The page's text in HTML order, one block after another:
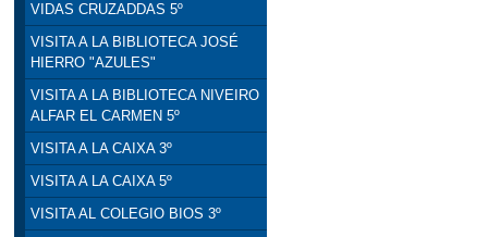
VIDAS CRUZADDAS 5º
VISITA A LA BIBLIOTECA JOSÉ
HIERRO "AZULES"
VISITA A LA BIBLIOTECA NIVEIRO
ALFAR EL CARMEN 5º
VISITA A LA CAIXA 3º
VISITA A LA CAIXA 5º
VISITA AL COLEGIO BIOS 3º